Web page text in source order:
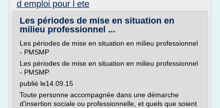
d emploi pour l ete
Les périodes de mise en situation en
milieu professionnel ...
Les périodes de mise en situation en milieu professionnel
- PMSMP
Les périodes de mise en situation en milieu professionnel
- PMSMP
publié le14.09.15
Toute personne accompagnée dans une démarche
d'insertion sociale ou professionnelle, et quels que soient